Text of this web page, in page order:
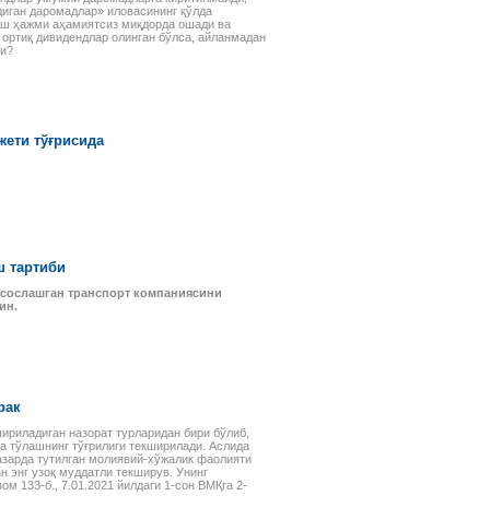
даромадлар» иловасининг қўлда
ҳажми аҳамиятсиз миқдорда ошади ва
дивидендлар олинган бўлса, айланмадан
тўғрисида
тартиби
транспорт компаниясини
назорат турларидан бири бўлиб,
тўғрилиги текширилади. Аслида
тутилган молиявий-хўжалик фаолияти
энг узоқ муддатли текширув. Унинг
133-б., 7.01.2021 йилдаги 1-сон ВМҚга 2-